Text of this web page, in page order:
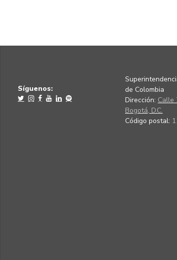
Síguenos:
de Colombia
Dirección: Calle
Bogotá, D.C.
Código postal: